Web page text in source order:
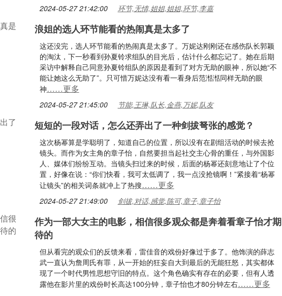
2024-05-27 21:42:00 环节,无情,姐姐,姐姐,环节,李嘉
浪姐的选人环节能看的热闹真是太多了
这还没完，选人环节能看的热闹真是太多了。万妮达刚刚还在感伤队长郭颖
的淘汰，下一秒看到孙夏铃求组队的目光后，估计什么都忘记了。她在后期
采访中解释自己同意孙夏铃组队的原因是看到了对方无助的眼神，所以她“不
能让她这么无助了”。只可惜万妮达没有看一看身后范湉湉同样无助的眼
神……更多
2024-05-27 21:45:00 节能,王琳,队长,金燕,万妮,队友
短短的一段对话，怎么还弄出了一种剑拔弩张的感觉？
这次杨幂算是学聪明了，知道自己的位置，所以没有在剧组活动的时候去抢
镜头。而作为女主角的章子怡，自然要担当起社交主心骨的重任，与外国影
人、媒体们纷纷互动。当镜头扫过来的时候，后面的杨幂还刻意地让了个位
置，好像在说：“你们快看，我可太低调了，我一点没抢镜啊！”紧接着“杨幂
让镜头”的相关词条就冲上了热搜……更多
2024-05-27 21:49:00 剑拔,对话,感觉,陈可,章子,章子怡
作为一部大女主的电影，相信很多观众都是奔着看章子怡才期
待的
但从看完的观众们的反馈来看，雷佳音的戏份好像过于多了。他饰演的薛志
武一直认为詹周氏有罪，从一开始的狂妄自大到最后的无能狂怒，其实都体
现了一个时代男性思想守旧的特点。这个角色确实有存在的必要，但有人透
露他在影片里的戏份时长高达100分钟，章子怡也才80分钟左右……更多